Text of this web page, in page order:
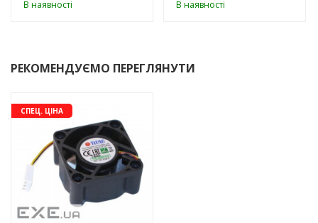
В наявності В наявності
РЕКОМЕНДУЄМО ПЕРЕГЛЯНУТИ
СПЕЦ. ЦІНА